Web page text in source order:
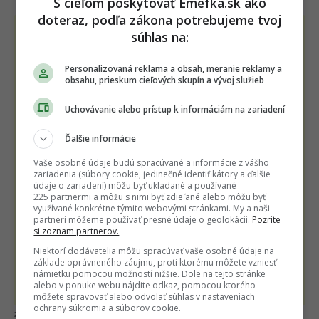
ArtCave Maniac / EMEFKA
doteraz, podľa zákona potrebujeme tvoj
súhlas na:
Personalizovaná reklama a obsah, meranie reklamy a
obsahu, prieskum cieľových skupín a vývoj služieb
Uchovávanie alebo prístup k informáciám na zariadení
Ďalšie informácie
Vaše osobné údaje budú spracúvané a informácie z vášho
zariadenia (súbory cookie, jedinečné identifikátory a ďalšie
údaje o zariadení) môžu byť ukladané a používané
225 partnermi a môžu s nimi byť zdieľané alebo môžu byť
využívané konkrétne týmito webovými stránkami. My a naši
partneri môžeme používať presné údaje o geolokácii. Pozrite
si zoznam partnerov.
Niektorí dodávatelia môžu spracúvať vaše osobné údaje na
základe oprávneného záujmu, proti ktorému môžete vzniesť
námietku pomocou možností nižšie. Dole na tejto stránke
alebo v ponuke webu nájdite odkaz, pomocou ktorého
môžete spravovať alebo odvolať súhlas v nastaveniach
ochrany súkromia a súborov cookie.